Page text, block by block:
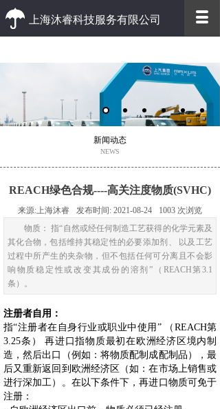
上海沐睿科技服务有限公司
优质的客户服务 高效的办事效率
新闻动态
NEWS
REACH绿色合规----高关注度物质(SVHC)
来源:上海沐睿 发布时间: 2021-08-24 1003 次浏览
物质： 指“自然或经任何制造工艺获得的化学元素及
其化合物，包括维持其稳定性的必要添加剂、 以及工艺
过程中所产生的夹杂物，但不包括任何可分离且不会影
响物质稳定性或改变其成份的溶剂”（REACH第3.1
条）。
注册者自用：
指“注册者在自身行业或职业中使用” （REACH第
3.25条） 再进口指物质最初在欧洲经济区境内制
造，然后出口（例如：将物质配制成配制品），最
后又重新返回到欧洲经济区（如：在市场上销售或
进行深加工）。在以下条件下，再进口物质可免于
注册：